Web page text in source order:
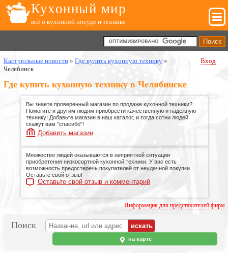
Кухонный мир
всё о кухонной посуде и технике
Кастрюльные новости » Где купить кухонную технику »
Челябинск
Вход
Где купить кухонную технику в Челябинске
Вы знаете проверенный магазин по продаже кухонной техники?
Помогите и другим людям приобрести качественную и надежную
технику! Добавьте магазин в наш каталог, и тогда сотни людей
скажут вам "спасибо"!
Добавить магазин
Множество людей оказываются в неприятной ситуации
приобретения низкосортной кухонной техники. У вас есть
возможность предостеречь покупателей от неудачной покупки.
Оставьте свой отзыв!
Оставьте свой отзыв и комментарий
Информация для представителей фирм
Поиск
на карте